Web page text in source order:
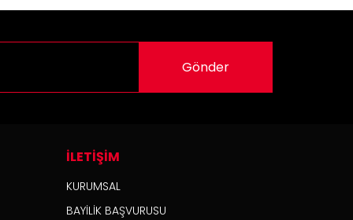
Gönder
İLETİŞİM
KURUMSAL
BAYİLİK BAŞVURUSU